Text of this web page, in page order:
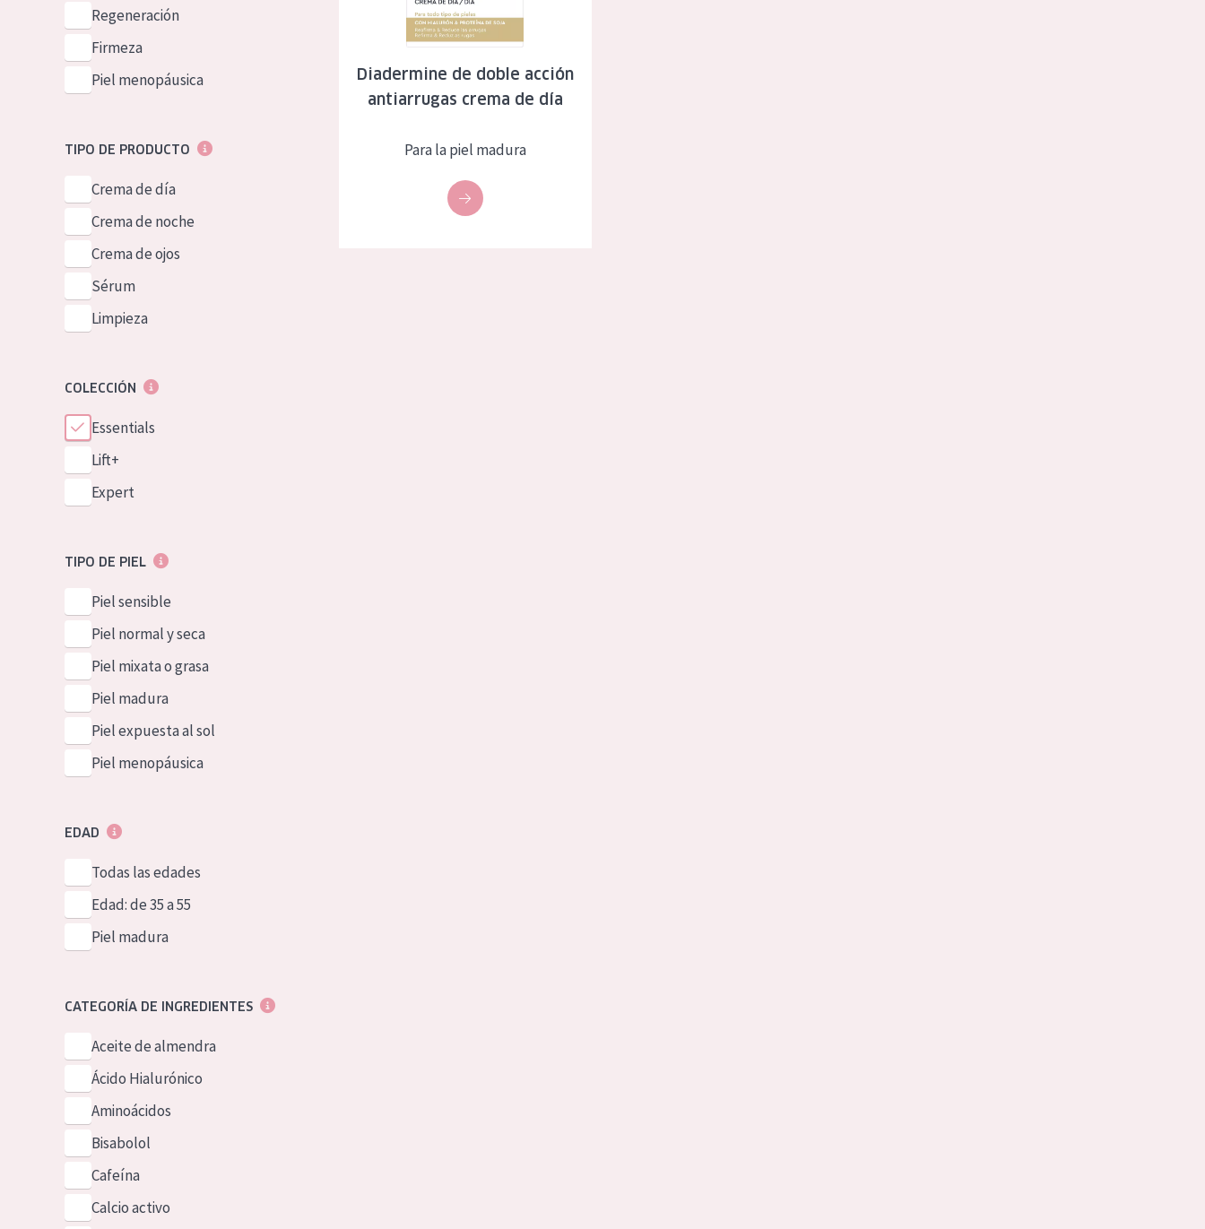
Piel normal y seca
Piel mixata o grasa
Piel madura
Piel menopáusica
Edad: de 35 a 55
Piel madura
NUESTROS PRODUCTOS
German
Spanish
Greek
Regeneración
Firmeza
Piel menopáusica
TIPO DE PRODUCTO
Crema de día
Crema de noche
Crema de ojos
Sérum
Limpieza
COLECCIÓN
Essentials
Lift+
Expert
TIPO DE PIEL
Piel sensible
Piel normal y seca
Piel mixata o grasa
Piel madura
Piel expuesta al sol
Piel menopáusica
EDAD
Todas las edades
Edad: de 35 a 55
Piel madura
CATEGORÍA DE INGREDIENTES
Aceite de almendra
Ácido Hialurónico
Aminoácidos
Bisabolol
Cafeína
Calcio activo
Diadermine de doble acción
antiarrugas crema de día
Para la piel madura